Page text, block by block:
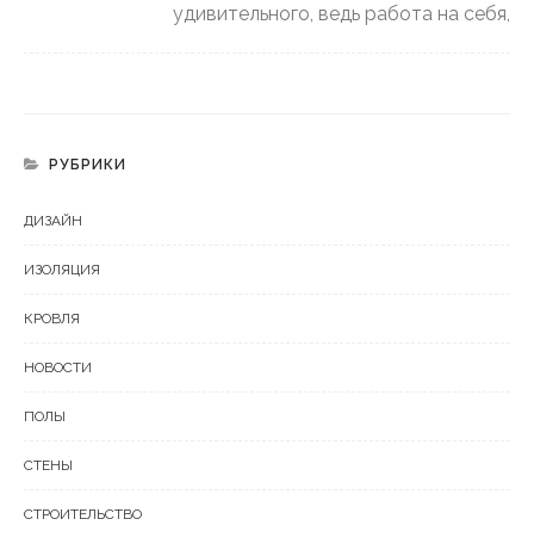
удивительного, ведь работа на себя,
РУБРИКИ
ДИЗАЙН
ИЗОЛЯЦИЯ
КРОВЛЯ
НОВОСТИ
ПОЛЫ
СТЕНЫ
СТРОИТЕЛЬСТВО